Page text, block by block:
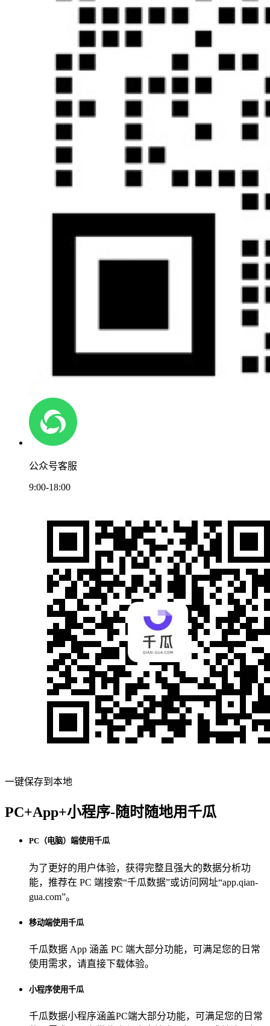
公众号客服
9:00-18:00
一键保存到本地
PC+App+小程序-随时随地用千瓜
PC（电脑）端使用千瓜
为了更好的用户体验，获得完整且强大的数据分析功
能，推荐在 PC 端搜索“千瓜数据”或访问网址“app.qian-
gua.com”。
移动端使用千瓜
千瓜数据 App 涵盖 PC 端大部分功能，可满足您的日常
使用需求，请直接下载体验。
小程序使用千瓜
千瓜数据小程序涵盖PC端大部分功能，可满足您的日常